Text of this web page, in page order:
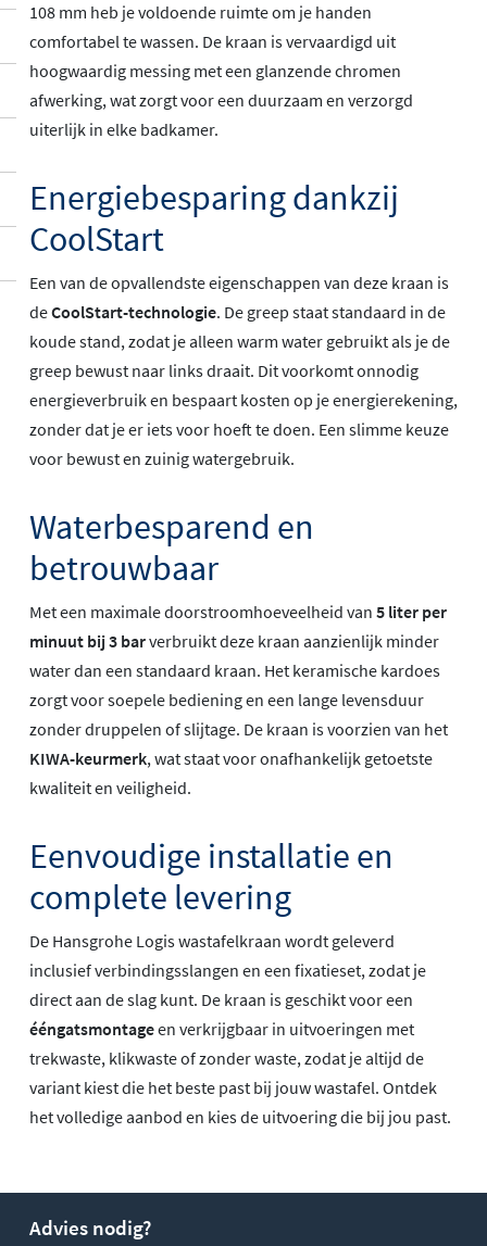
108 mm heb je voldoende ruimte om je handen
comfortabel te wassen. De kraan is vervaardigd uit
hoogwaardig messing met een glanzende chromen
afwerking, wat zorgt voor een duurzaam en verzorgd
uiterlijk in elke badkamer.
Energiebesparing dankzij
CoolStart
Een van de opvallendste eigenschappen van deze kraan is
deCoolStart-technologie. De greep staat standaard in de
koude stand, zodat je alleen warm water gebruikt als je de
greep bewust naar links draait. Dit voorkomt onnodig
energieverbruik en bespaart kosten op je energierekening,
zonder dat je er iets voor hoeft te doen. Een slimme keuze
voor bewust en zuinig watergebruik.
Waterbesparend en
betrouwbaar
Met een maximale doorstroomhoeveelheid van 5 liter per
minuut bij 3 barverbruikt deze kraan aanzienlijk minder
water dan een standaard kraan. Het keramische kardoes
zorgt voor soepele bediening en een lange levensduur
zonder druppelen of slijtage. De kraan is voorzien van het
KIWA-keurmerk, wat staat voor onafhankelijk getoetste
kwaliteit en veiligheid.
Eenvoudige installatie en
complete levering
De Hansgrohe Logis wastafelkraan wordt geleverd
inclusief verbindingsslangen en een fixatieset, zodat je
direct aan de slag kunt. De kraan is geschikt voor een
ééngatsmontageen verkrijgbaar in uitvoeringen met
trekwaste, klikwaste of zonder waste, zodat je altijd de
variant kiest die het beste past bij jouw wastafel. Ontdek
het volledige aanbod en kies de uitvoering die bij jou past.
Advies nodig?